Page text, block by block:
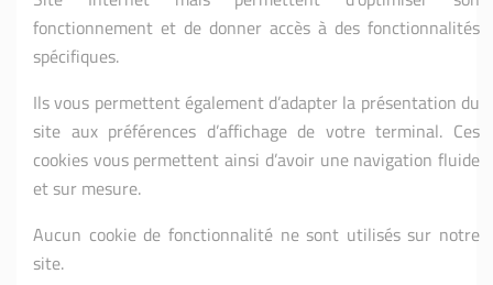
fonctionnement et de donner accès à des fonctionnalités
spécifiques.
Ils vous permettent également d’adapter la présentation du
site aux préférences d’affichage de votre terminal. Ces
cookies vous permettent ainsi d’avoir une navigation fluide
et sur mesure.
Aucun cookie de fonctionnalité ne sont utilisés sur notre
site.